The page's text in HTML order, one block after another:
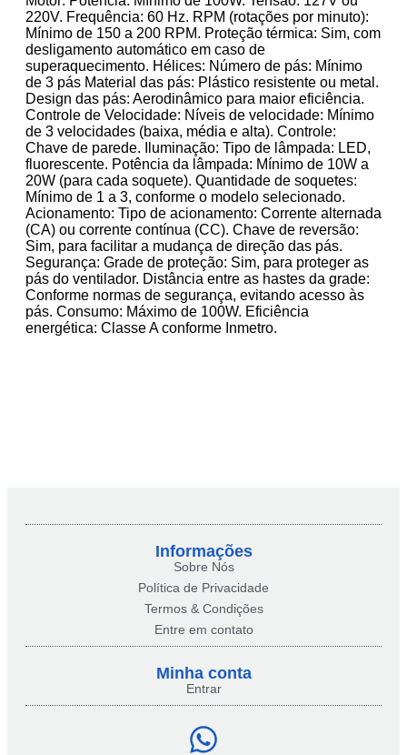
220V. Frequência: 60 Hz. RPM (rotações por minuto):
Mínimo de 150 a 200 RPM. Proteção térmica: Sim, com
desligamento automático em caso de
superaquecimento. Hélices: Número de pás: Mínimo
de 3 pás Material das pás: Plástico resistente ou metal.
Design das pás: Aerodinâmico para maior eficiência.
Controle de Velocidade: Níveis de velocidade: Mínimo
de 3 velocidades (baixa, média e alta). Controle:
Chave de parede. Iluminação: Tipo de lâmpada: LED,
fluorescente. Potência da lâmpada: Mínimo de 10W a
20W (para cada soquete). Quantidade de soquetes:
Mínimo de 1 a 3, conforme o modelo selecionado.
Acionamento: Tipo de acionamento: Corrente alternada
(CA) ou corrente contínua (CC). Chave de reversão:
Sim, para facilitar a mudança de direção das pás.
Segurança: Grade de proteção: Sim, para proteger as
pás do ventilador. Distância entre as hastes da grade:
Conforme normas de segurança, evitando acesso às
pás. Consumo: Máximo de 100W. Eficiência
energética: Classe A conforme Inmetro.
Informações
Sobre Nós
Política de Privacidade
Termos & Condições
Entre em contato
Minha conta​
Entrar